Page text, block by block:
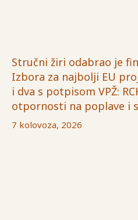
Stručni žiri odabrao je
Izbora za najbolji EU
i dva s potpisom VPŽ:
otpornosti na poplave i
7 kolovoza, 2026